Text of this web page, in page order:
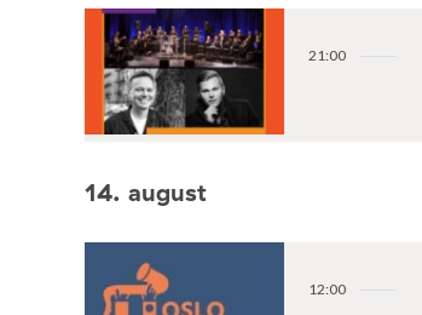
21:00
14. august
12:00